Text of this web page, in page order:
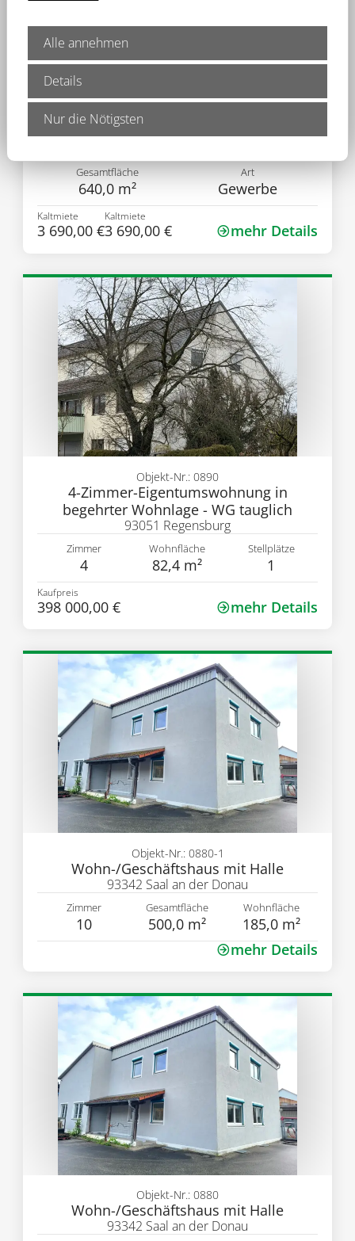
Direkt an der A3-Ausfahrt:
Produktions-/Lagerhallen mit Bürotrakt
Objekt-Nr.: 0896
Gesamtfläche
640,0 m²
Art
Gewerbe
Kaltmiete
3 690,00 €
Kaltmiete
3 690,00 € mehr Details
4-Zimmer-Eigentumswohnung in
begehrter Wohnlage - WG tauglich
Objekt-Nr.: 0890
93051 Regensburg
Zimmer
4
Wohnfläche
82,4 m²
Stellplätze
1
Kaufpreis
398 000,00 € mehr Details
Wohn-/Geschäftshaus mit Halle
Objekt-Nr.: 0880-1
93342 Saal an der Donau
Zimmer
10
Gesamtfläche
500,0 m²
Wohnfläche
185,0 m²
mehr Details
Wohn-/Geschäftshaus mit Halle
Objekt-Nr.: 0880
93342 Saal an der Donau
Alle annehmen
Details
Nur die Nötigsten